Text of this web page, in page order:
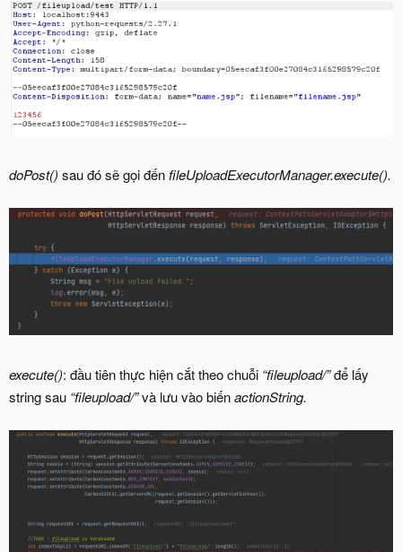
doPost() sau đó sẽ gọi đếnfileUploadExecutorManager.execute().
execute(): đầu tiên thực hiện cắt theo chuỗi “fileupload/”để lấy
string sau “fileupload/”và lưu vào biếnactionString.